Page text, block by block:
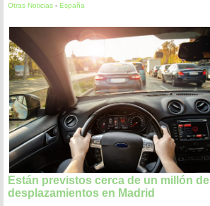
Otras Noticias - España
Están previstos cerca de un millón de
desplazamientos en Madrid